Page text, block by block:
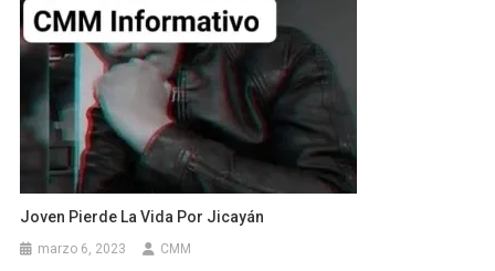
Joven Pierde La Vida Por Jicayán
marzo 6, 2023 CMM